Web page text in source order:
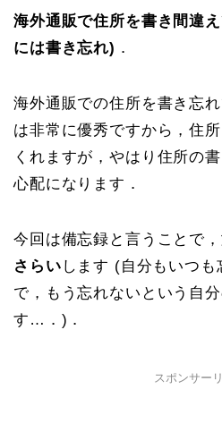
海外通販で住所を書き間違
には書き忘れ) ．
海外通販での住所を書き忘
は非常に優秀ですから，住
くれますが，やはり住所の
心配になります．
今回は備忘録と言うことで，
さらい します (自分もいつ
で，もう忘れないという自
す…．)．
スポンサー